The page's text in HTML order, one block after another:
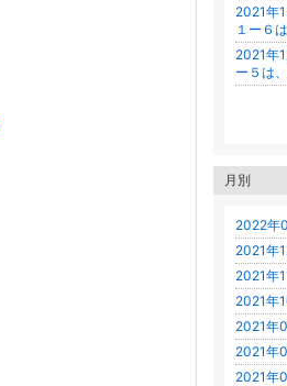
2021年
１ー６
2021年
ー５は
月別
2022年
2021年
2021年
2021年
2021年
2021年
2021年